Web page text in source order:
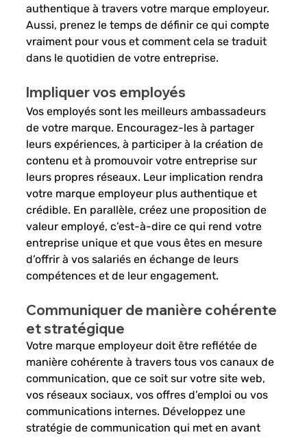
authentique à travers votre marque employeur.
Aussi, prenez le temps de définir ce qui compte
vraiment pour vous et comment cela se traduit
dans le quotidien de votre entreprise.
Impliquer vos employés
Vos employés sont les meilleurs ambassadeurs
de votre marque. Encouragez-les à partager
leurs expériences, à participer à la création de
contenu et à promouvoir votre entreprise sur
leurs propres réseaux. Leur implication rendra
votre marque employeur plus authentique et
crédible. En parallèle, créez une proposition de
valeur employé, c’est-à-dire ce qui rend votre
entreprise unique et que vous êtes en mesure
d’offrir à vos salariés en échange de leurs
compétences et de leur engagement.
Communiquer de manière cohérente
et stratégique
Votre marque employeur doit être reflétée de
manière cohérente à travers tous vos canaux de
communication, que ce soit sur votre site web,
vos réseaux sociaux, vos offres d’emploi ou vos
communications internes. Développez une
stratégie de communication qui met en avant